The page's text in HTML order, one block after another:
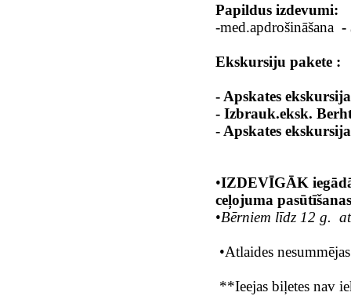
Papildus izdevumi:
-med.apdrošināšana -
Ekskursiju pakete :
- Apskates
- Izbrauk.eksk.
- Apskates ekskursija
•IZDEVĪGĀK
ceļojuma
•Bērniem līdz 12
•Atlaides
**Ieejas biļetes nav